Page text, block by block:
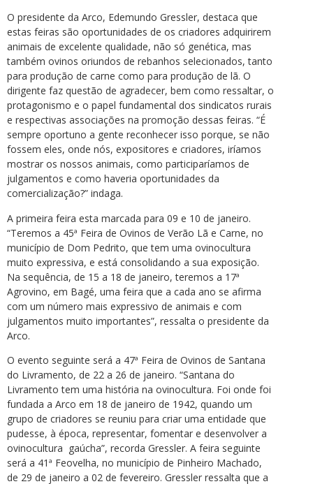
O presidente da Arco, Edemundo Gressler, destaca que
estas feiras são oportunidades de os criadores adquirirem
animais de excelente qualidade, não só genética, mas
também ovinos oriundos de rebanhos selecionados, tanto
para produção de carne como para produção de lã. O
dirigente faz questão de agradecer, bem como ressaltar, o
protagonismo e o papel fundamental dos sindicatos rurais
e respectivas associações na promoção dessas feiras. “É
sempre oportuno a gente reconhecer isso porque, se não
fossem eles, onde nós, expositores e criadores, iríamos
mostrar os nossos animais, como participaríamos de
julgamentos e como haveria oportunidades da
comercialização?” indaga.
A primeira feira esta marcada para 09 e 10 de janeiro.
“Teremos a 45ª Feira de Ovinos de Verão Lã e Carne, no
município de Dom Pedrito, que tem uma ovinocultura
muito expressiva, e está consolidando a sua exposição.
Na sequência, de 15 a 18 de janeiro, teremos a 17ª
Agrovino, em Bagé, uma feira que a cada ano se afirma
com um número mais expressivo de animais e com
julgamentos muito importantes”, ressalta o presidente da
Arco.
O evento seguinte será a 47ª Feira de Ovinos de Santana
do Livramento, de 22 a 26 de janeiro. “Santana do
Livramento tem uma história na ovinocultura. Foi onde foi
fundada a Arco em 18 de janeiro de 1942, quando um
grupo de criadores se reuniu para criar uma entidade que
pudesse, à época, representar, fomentar e desenvolver a
ovinocultura gaúcha”, recorda Gressler. A feira seguinte
será a 41ª Feovelha, no município de Pinheiro Machado,
de 29 de janeiro a 02 de fevereiro. Gressler ressalta que a